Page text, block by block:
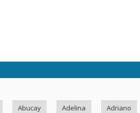
Abucay Adelina Adriano